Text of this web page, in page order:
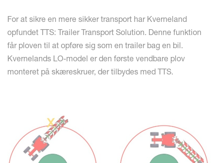
For at sikre en mere sikker transport har Kverneland
opfundet TTS: Trailer Transport Solution. Denne funktion
får ploven til at opføre sig som en trailer bag en bil.
Kvernelands LO-model er den første vendbare plov
monteret på skæreskruer, der tilbydes med TTS.